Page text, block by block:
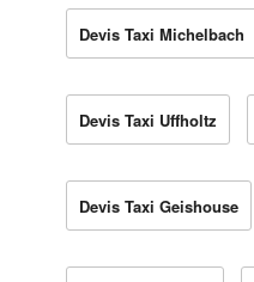
Devis Taxi Michelbach
Devis Taxi Uffholtz
Devis Taxi Geishouse